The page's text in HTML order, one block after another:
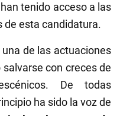
tenido acceso a las
de esta candidatura.
de las actuaciones
con creces de
De todas
ha sido la voz de